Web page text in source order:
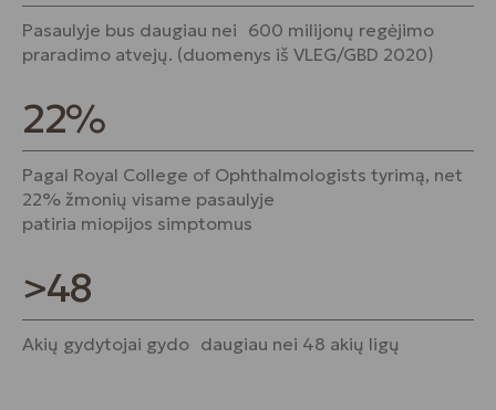
Pasaulyje bus daugiau nei 600 milijonų regėjimo
praradimo atvejų. (duomenys iš VLEG/GBD 2020)
22%
Pagal Royal College of Ophthalmologists tyrimą, net
22% žmonių visame pasaulyje
patiria miopijos simptomus
>48
Akių gydytojai gydo daugiau nei 48 akių ligų